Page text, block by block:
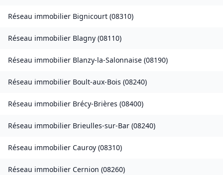
Réseau immobilier Bignicourt (08310)
Réseau immobilier Blagny (08110)
Réseau immobilier Blanzy-la-Salonnaise (08190)
Réseau immobilier Boult-aux-Bois (08240)
Réseau immobilier Brécy-Brières (08400)
Réseau immobilier Brieulles-sur-Bar (08240)
Réseau immobilier Cauroy (08310)
Réseau immobilier Cernion (08260)